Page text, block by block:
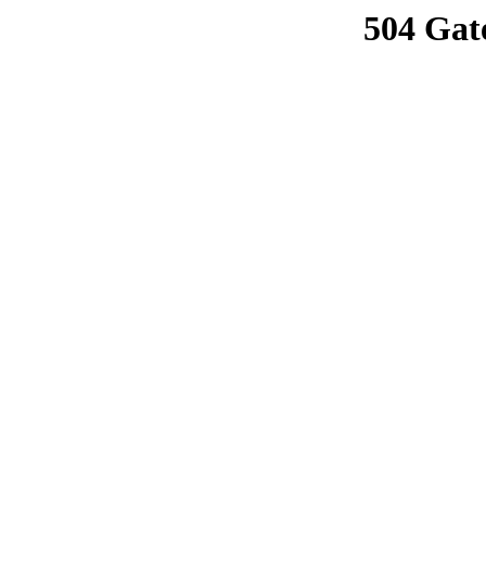
504